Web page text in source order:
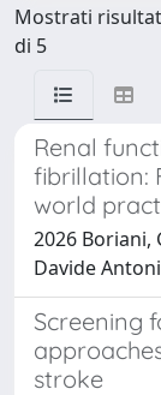
Mostrati
di 5
Renal
fibrillation:
world
2026 Boriani,
Davide
Screening
stroke